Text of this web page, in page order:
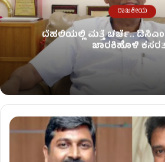
ರಾಜಕೀಯ
ದೆಹಲಿಯಲ್ಲಿ ಮತ್ತೆ ಚರ್ಚೆ..
ಜಾರಕಿಹೊಳಿ